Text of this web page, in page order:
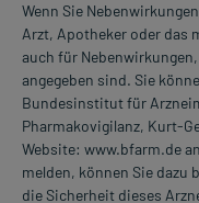
Wenn Sie
Arzt, Apotheker oder das
auch für
angegeben sind. Sie
Bundesinstitut für
Pharmakovigilanz, Kurt-
Website: www.bfarm.de
melden, können Sie dazu
die Sicherheit dieses